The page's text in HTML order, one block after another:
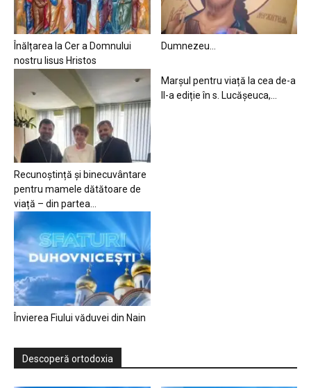
Înălțarea la Cer a Domnului
nostru Iisus Hristos
Dumnezeu…
Recunoștință și binecuvântare
pentru mamele dătătoare de
viață – din partea...
Marșul pentru viață la cea de-a
II-a ediție în s. Lucășeuca,...
Învierea Fiului văduvei din Nain
Descoperă ortodoxia